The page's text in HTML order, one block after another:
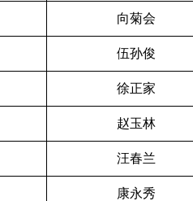
向菊会
伍孙俊
徐正家
赵玉林
汪春兰
康永秀